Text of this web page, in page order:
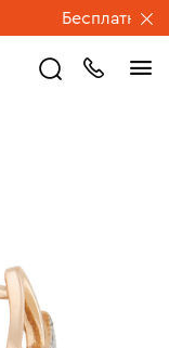
Бесплатная